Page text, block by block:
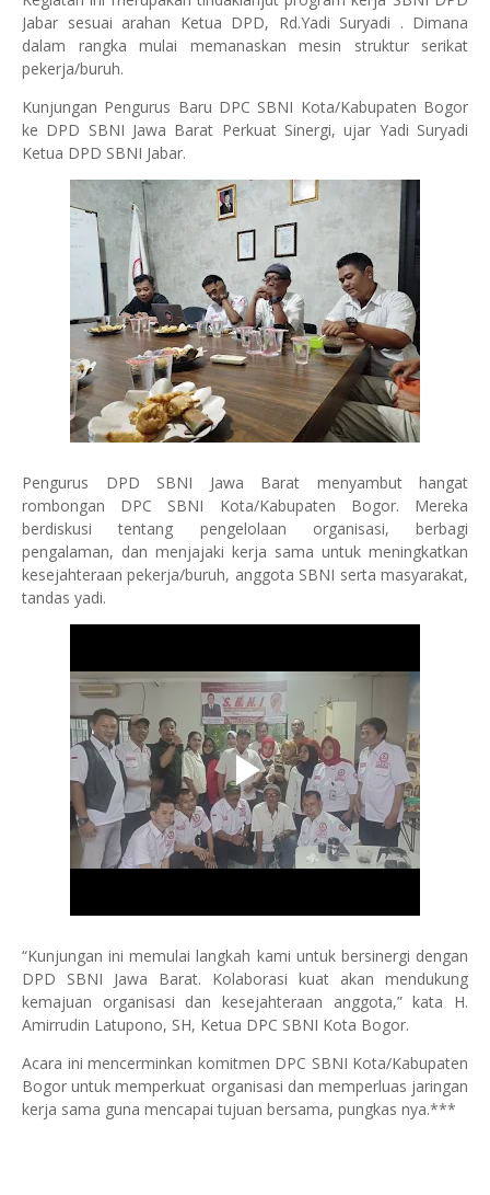
Jabar sesuai arahan Ketua DPD, Rd.Yadi Suryadi . Dimana
dalam rangka mulai memanaskan mesin struktur serikat
pekerja/buruh.
Kunjungan Pengurus Baru DPC SBNI Kota/Kabupaten Bogor
ke DPD SBNI Jawa Barat Perkuat Sinergi, ujar Yadi Suryadi
Ketua DPD SBNI Jabar.
Pengurus DPD SBNI Jawa Barat menyambut hangat
rombongan DPC SBNI Kota/Kabupaten Bogor. Mereka
berdiskusi tentang pengelolaan organisasi, berbagi
pengalaman, dan menjajaki kerja sama untuk meningkatkan
kesejahteraan pekerja/buruh, anggota SBNI serta masyarakat,
tandas yadi.
“Kunjungan ini memulai langkah kami untuk bersinergi dengan
DPD SBNI Jawa Barat. Kolaborasi kuat akan mendukung
kemajuan organisasi dan kesejahteraan anggota,” kata H.
Amirrudin Latupono, SH, Ketua DPC SBNI Kota Bogor.
Acara ini mencerminkan komitmen DPC SBNI Kota/Kabupaten
Bogor untuk memperkuat organisasi dan memperluas jaringan
kerja sama guna mencapai tujuan bersama, pungkas nya.***